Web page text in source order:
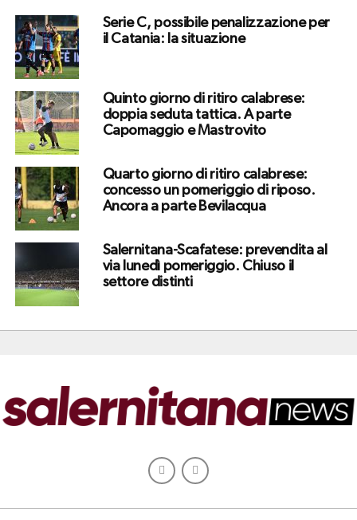
Serie C, possibile penalizzazione per
il Catania: la situazione
Quinto giorno di ritiro calabrese:
doppia seduta tattica. A parte
Capomaggio e Mastrovito
Quarto giorno di ritiro calabrese:
concesso un pomeriggio di riposo.
Ancora a parte Bevilacqua
Salernitana-Scafatese: prevendita al
via lunedì pomeriggio. Chiuso il
settore distinti